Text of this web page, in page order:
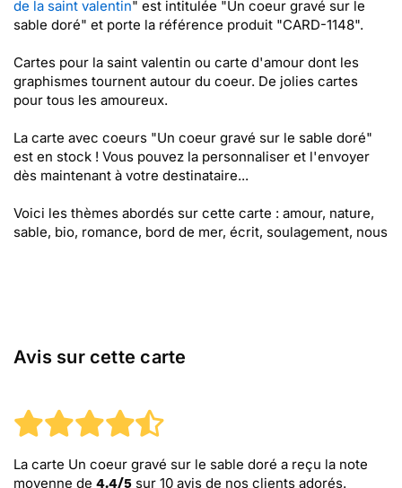
de la saint valentin" est intitulée "Un coeur gravé sur le
sable doré" et porte la référence produit "CARD-1148".
Cartes pour la saint valentin ou carte d'amour dont les
graphismes tournent autour du coeur. De jolies cartes
pour tous les amoureux.
La carte avec coeurs "Un coeur gravé sur le sable doré"
est en stock ! Vous pouvez la personnaliser et l'envoyer
dès maintenant à votre destinataire...
Voici les thèmes abordés sur cette carte : amour, nature,
sable, bio, romance, bord de mer, écrit, soulagement, nous
Avis sur cette carte
La carte Un coeur gravé sur le sable doré a reçu la note
moyenne de 4.4/5 sur 10 avis de nos clients adorés.